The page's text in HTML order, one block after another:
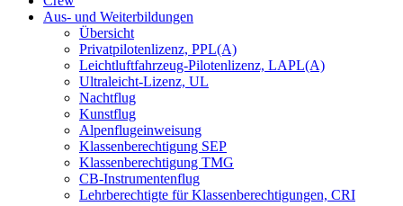
Aus- und Weiterbildungen
Übersicht
Privatpilotenlizenz, PPL(A)
Leichtluftfahrzeug-Pilotenlizenz, LAPL(A)
Ultraleicht-Lizenz, UL
Nachtflug
Kunstflug
Alpenflugeinweisung
Klassenberechtigung SEP
Klassenberechtigung TMG
CB-Instrumentenflug
Lehrberechtigte für Klassenberechtigungen, CRI